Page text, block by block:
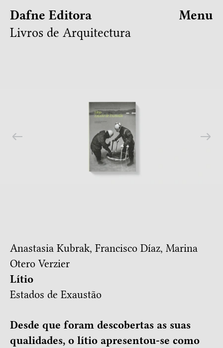
Dafne Editora
Livros de Arquitectura
Menu
Anastasia Kubrak, Francisco Díaz, Marina
Otero Verzier
Lítio
Estados de Exaustão
Desde que foram descobertas as suas
qualidades, o lítio apresentou-se como